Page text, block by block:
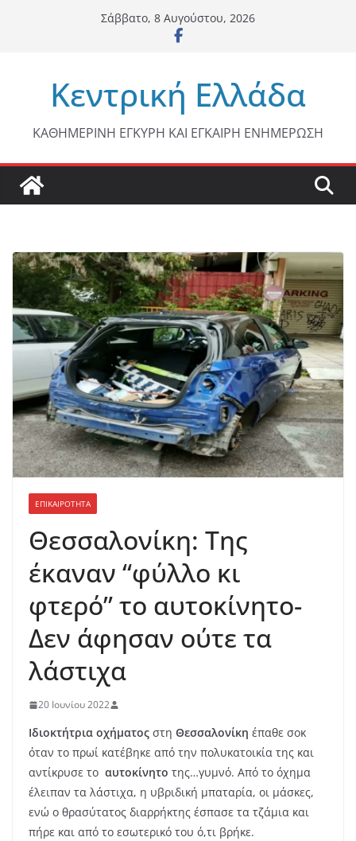
Σάββατο, 8 Αυγούστου, 2026
Κεντρική Ελλάδα
ΚΑΘΗΜΕΡΙΝΗ ΕΓΚΥΡΗ ΚΑΙ ΕΓΚΑΙΡΗ ΕΝΗΜΕΡΩΣΗ
ΕΠΙΚΑΙΡΟΤΗΤΑ
Θεσσαλονίκη: Της
έκαναν “φύλλο κι
φτερό” το αυτοκίνητο-
Δεν άφησαν ούτε τα
λάστιχα
20 Ιουνίου 2022
Ιδιοκτήτρια οχήματος στη Θεσσαλονίκη έπαθε σοκ
όταν το πρωί κατέβηκε από την πολυκατοικία της και
αντίκρυσε το αυτοκίνητο της…γυμνό. Από το όχημα
έλειπαν τα λάστιχα, η υβριδική μπαταρία, οι μάσκες,
ενώ ο θρασύτατος διαρρήκτης έσπασε τα τζάμια και
πήρε και από το εσωτερικό του ό,τι βρήκε.